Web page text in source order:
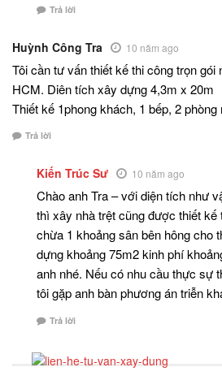
Trả lời
Huỳnh Công Tra 10 năm ago
Tôi cần tư vấn thiết kế thi công trọn gói
HCM. Diên tích xây dựng 4,3m x 20m
Thiết kế 1phong khách, 1 bếp, 2 phòng
Trả lời
Kiến Trúc Sư 10 năm ago
Chào anh Tra – với diện tích như
thì xây nhà trệt cũng được thiết
chừa 1 khoảng sân bên hông cho
dựng khoảng 75m2 kinh phí
anh nhé. Nếu có nhu cầu thực sự
tôi gặp anh bàn phương án triễn
Trả lời